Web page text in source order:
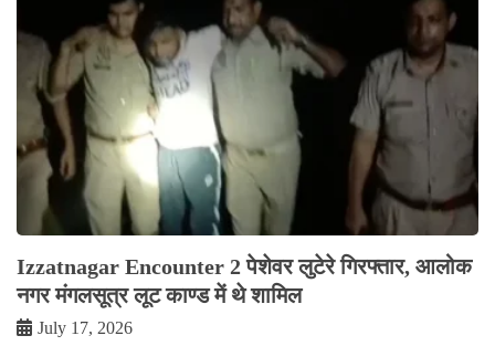
Izzatnagar Encounter 2 पेशेवर लुटेरे गिरफ्तार, आलोक
नगर मंगलसूत्र लूट काण्‍ड में थे शामिल
July 17, 2026